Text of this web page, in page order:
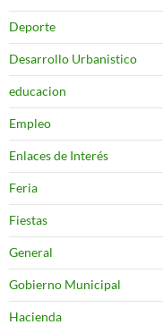
Deporte
Desarrollo Urbanistico
educacion
Empleo
Enlaces de Interés
Feria
Fiestas
General
Gobierno Municipal
Hacienda